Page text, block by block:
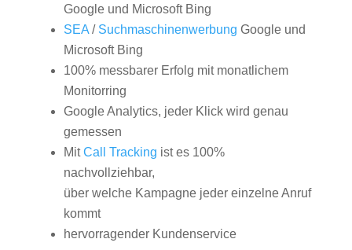
Google und Microsoft Bing
SEA/ Suchmaschinenwerbung Google und
Microsoft Bing
100% messbarer Erfolg mit monatlichem
Monitorring
Google Analytics, jeder Klick wird genau
gemessen
MitCall Tracking ist es 100%
nachvollziehbar,
über welche Kampagne jeder einzelne Anruf
kommt
hervorragender Kundenservice